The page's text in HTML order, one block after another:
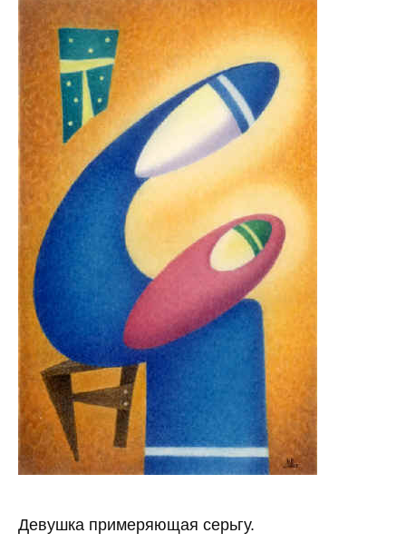
Девушка примеряющая серьгу.